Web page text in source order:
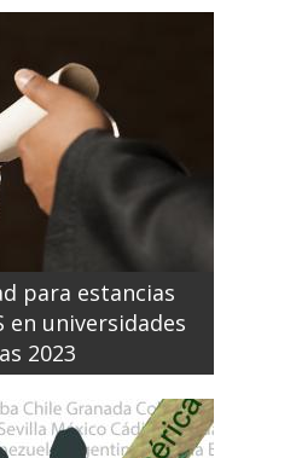
para estancias
en universidades
2023